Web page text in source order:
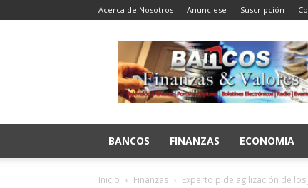
Acerca de Nosotros Anunciese Suscripción
Bancos
Finanzas
y
Valores
BANCOS FINANZAS ECONOMIA
Inicio Finanzas Experto pide agilización de